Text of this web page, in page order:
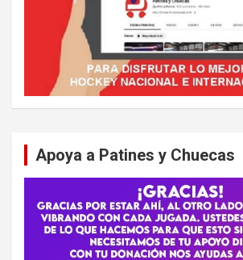
Apoya a Patines y Chuecas